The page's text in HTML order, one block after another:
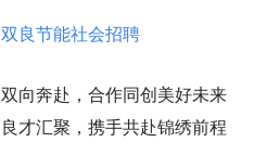
双良节能社会招聘
双向奔赴，合作同创美好未来
良才汇聚，携手共赴锦绣前程